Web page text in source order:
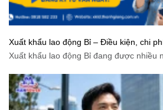
Xuất khẩu lao động Bỉ – Điều kiện, chi
trình chuẩn cho người lao động
Xuất khẩu lao động Bỉ đang được nhiều